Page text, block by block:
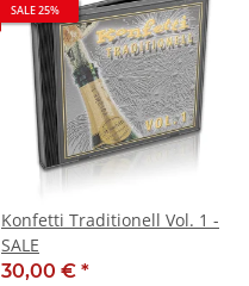
SALE 25%
Konfetti Traditionell Vol. 1 -
SALE
30,00 € *